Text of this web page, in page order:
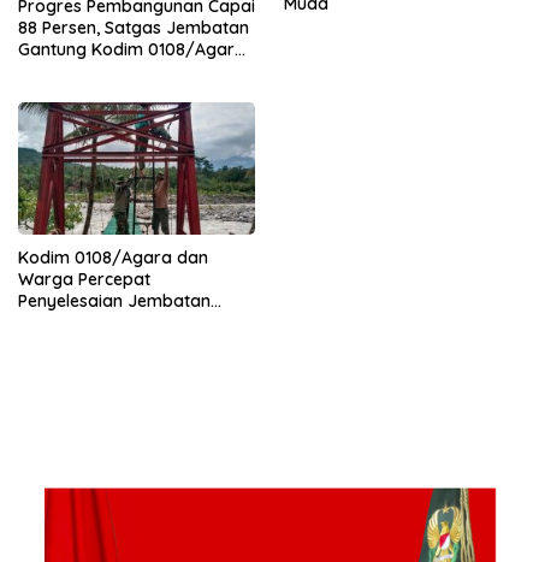
Progres Pembangunan Capai
88 Persen, Satgas Jembatan
Gantung Kodim 0108/Agara
Kodim 0108/Agara dan
Warga Percepat
Penyelesaian Jembatan